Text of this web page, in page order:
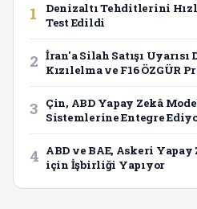
1
Denizaltı Tehditlerini
Test Edildi
2 İran'a Silah Satışı
Kızılelma ve F16 ÖZGÜR
3
Çin, ABD Yapay Zekâ
Sistemlerine Entegre
4 ABD ve BAE, Askeri
için İşbirliği Yapıyor